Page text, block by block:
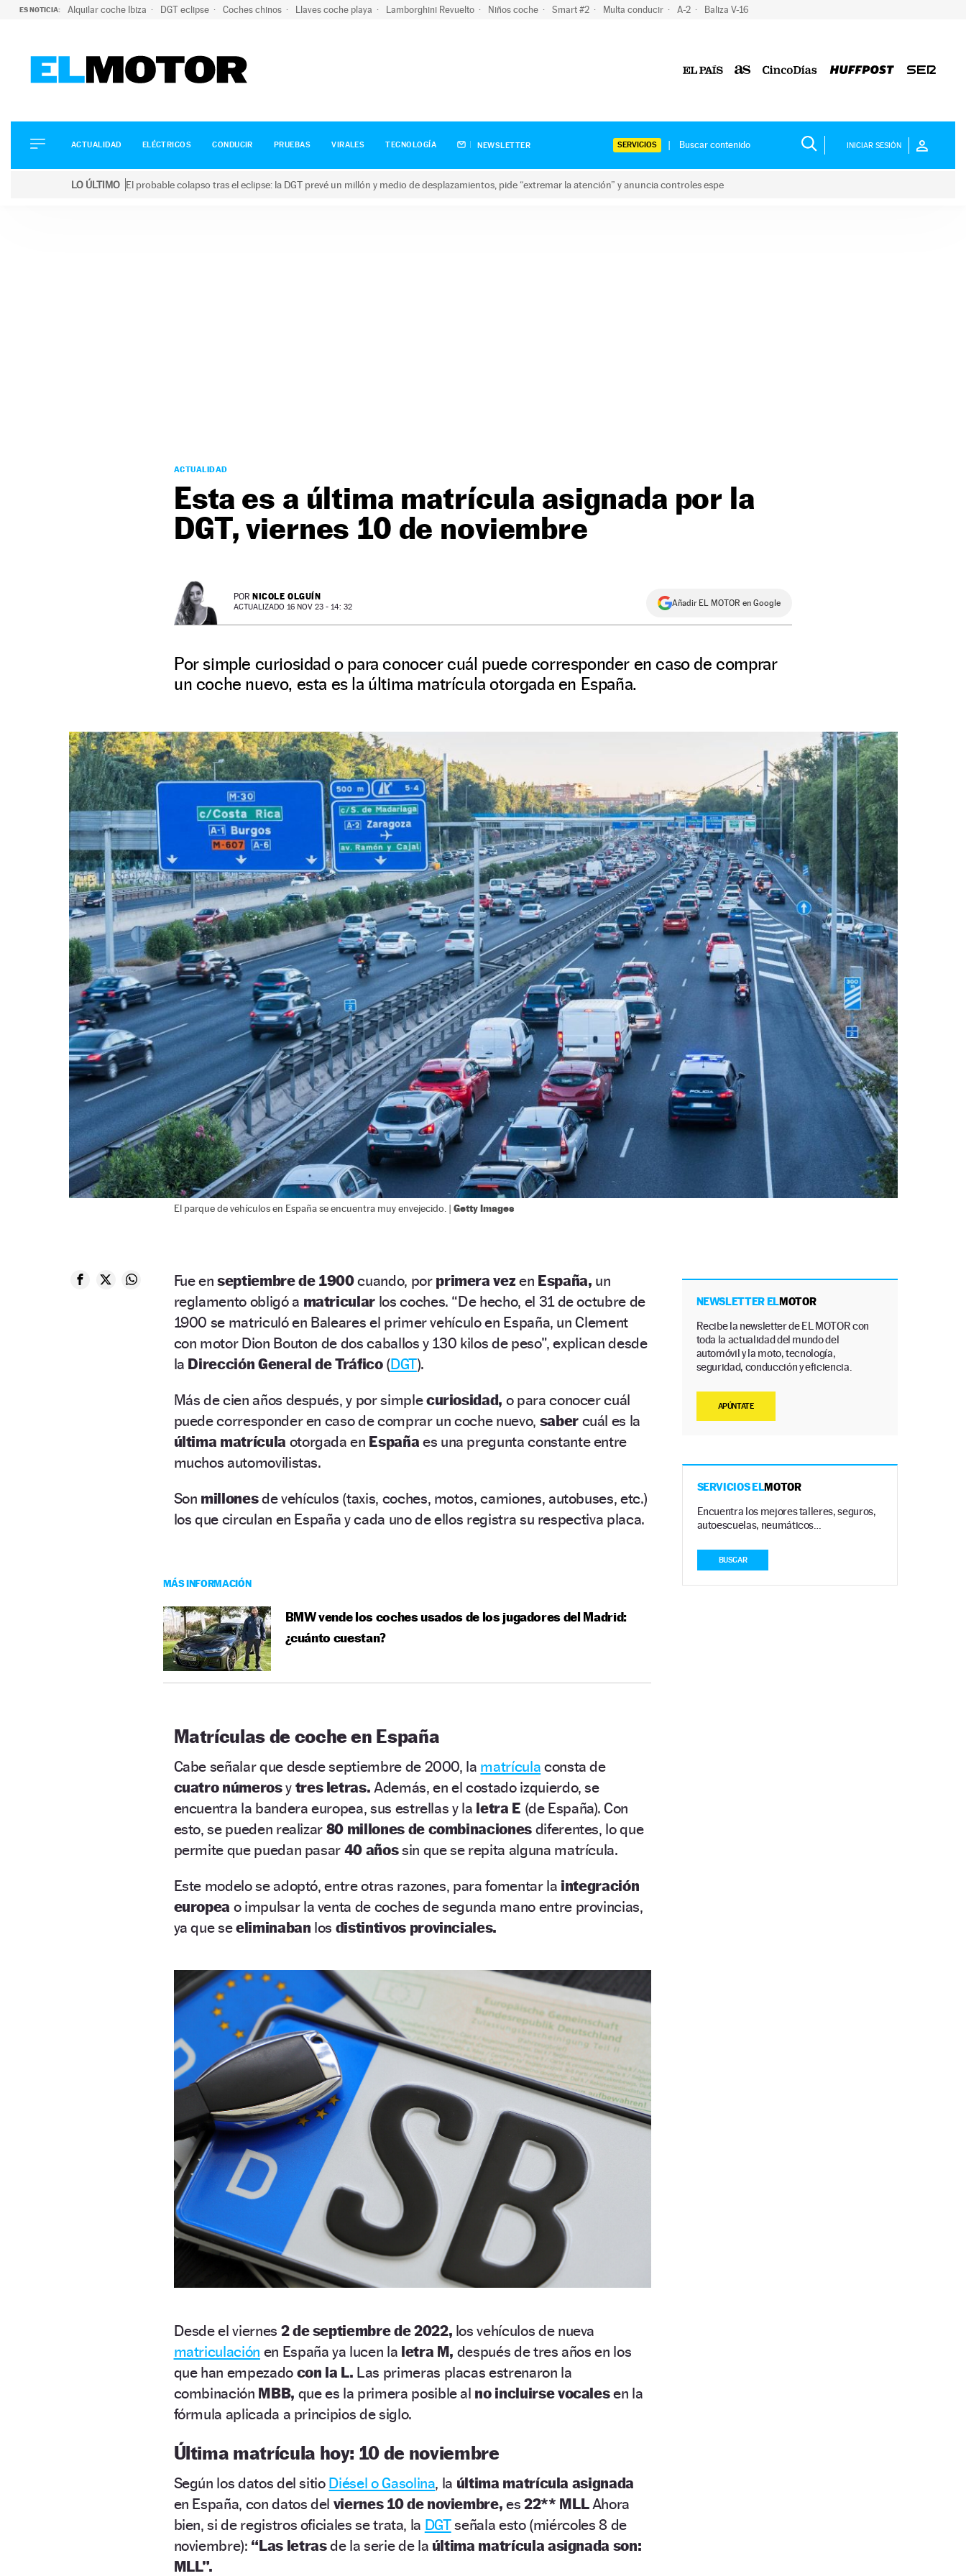
ES NOTICIA: Alquilar coche Ibiza DGT eclipse Coches chinos Llaves coche playa Lamborghini Revuelto Niños coche Smart #2 Multa conducir A-2 Baliza V-16
ELÉCTRICOS
CONDUCIR
ACTUALIDAD ELÉCTRICOS CONDUCIR PRUEBAS VIRALES TECNOLOGÍA NEWSLETTER SERVICIOS INICIAR SESIÓN
LO ÚLTIMO El probable colapso tras el eclipse: la DGT prevé un millón y medio de desplazamientos, pide “extremar la atención” y anuncia controles espe
ACTUALIDAD
Esta es a última matrícula asignada por la
DGT, viernes 10 de noviembre
POR NICOLE OLGUÍN
ACTUALIZADO 16 NOV 23 - 14: 32 Añadir EL MOTOR en Google
Por simple curiosidad o para conocer cuál puede corresponder en caso de comprar
un coche nuevo, esta es la última matrícula otorgada en España.
El parque de vehículos en España se encuentra muy envejecido. | Getty Images
Fue enseptiembre de 1900cuando, por primera vezen España, un
reglamento obligó a matricular los coches. “De hecho, el 31 de octubre de
1900 se matriculó en Baleares el primer vehículo en España, un Clement
con motor Dion Bouton de dos caballos y 130 kilos de peso”, explican desde
la Dirección General de Tráfico(DGT).
Más de cien años después, y por simplecuriosidad, o para conocer cuál
puede corresponder en caso de comprar un coche nuevo, saber cuál es la
última matrícula otorgada en España es una pregunta constante entre
muchos automovilistas.
Son millonesde vehículos (taxis, coches, motos, camiones, autobuses, etc.)
los que circulan en España y cada uno de ellos registra su respectiva placa.
MÁS INFORMACIÓN
BMW vende los coches usados de los jugadores del Madrid:
¿cuánto cuestan?
Matrículas de coche en España
Cabe señalar que desde septiembre de 2000, la matrícula consta de
cuatro númerosy tres letras. Además, en el costado izquierdo, se
encuentra la bandera europea, sus estrellas y la letra E (de España). Con
esto, se pueden realizar 80 millones de combinaciones diferentes, lo que
permite que puedan pasar 40 añossin que se repita alguna matrícula.
Este modelo se adoptó, entre otras razones, para fomentar la integración
europea o impulsar la venta de coches de segunda mano entre provincias,
ya que seeliminaban los distintivos provinciales.
Desde el viernes 2 de septiembre de 2022, los vehículos de nueva
matriculación en España ya lucen la letra M, después de tres años en los
que han empezado con la L. Las primeras placas estrenaron la
combinación MBB, que es la primera posible al no incluirse vocalesen la
fórmula aplicada a principios de siglo.
Última matrícula hoy: 10 de noviembre
Según los datos del sitio Diésel o Gasolina, la última matrícula asignada
en España, con datos del viernes 10 de noviembre, es 22** MLLAhora
bien, si de registros oficiales se trata, la DGTseñala esto (miércoles 8 de
noviembre): “Las letrasde la serie de la última matrícula asignada son:
MLL”.
NEWSLETTER ELMOTOR
Recibe la newsletter de EL MOTOR con
toda la actualidad del mundo del
automóvil y la moto, tecnología,
seguridad, conducción y eficiencia.
APÚNTATE
SERVICIOS ELMOTOR
Encuentra los mejores talleres, seguros,
autoescuelas, neumáticos…
BUSCAR